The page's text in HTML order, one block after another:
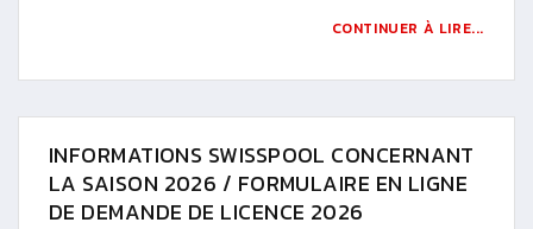
CONTINUER À LIRE...
INFORMATIONS SWISSPOOL CONCERNANT
LA SAISON 2026 / FORMULAIRE EN LIGNE
DE DEMANDE DE LICENCE 2026